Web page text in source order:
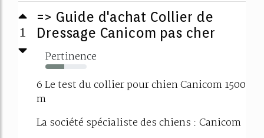
1
=> Guide d'achat Collier de
Dressage Canicom pas cher
Pertinence
45%
6 Le test du collier pour chien Canicom 1500
m
La société spécialiste des chiens : Canicom